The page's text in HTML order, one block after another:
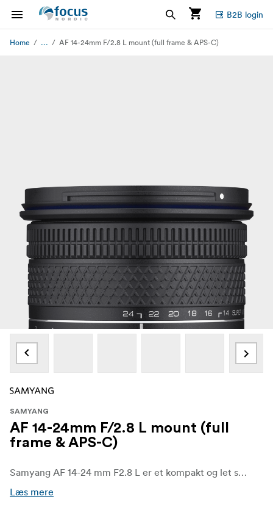
B2B login
Home ... AF 14-24mm F/2.8 L mount (full frame & APS-C)
SAMYANG
AF 14-24mm F/2.8 L mount (full
frame & APS-C)
Samyang AF 14-24 mm F2.8 L er et kompakt og let supervidvinkelzoomobjektiv til L-Mount-kameraer med en lys konstant blænde på F2.8, hvilket gør det til et fremragende valg til landskabs-, arkitektur- og interiørfotografering samt nattehimlen og kreativ vidvinkelfotografering.
Læs mere